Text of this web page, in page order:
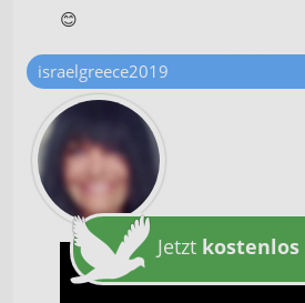
😊
israelgreece2019
Jetzt kostenlos